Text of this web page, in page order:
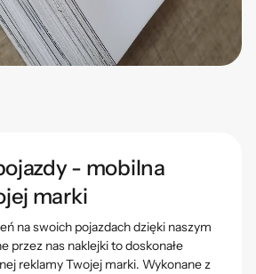
- mobilna
marki
na swoich pojazdach dzięki naszym
przez nas naklejki to doskonałe
reklamy Twojej marki. Wykonane z